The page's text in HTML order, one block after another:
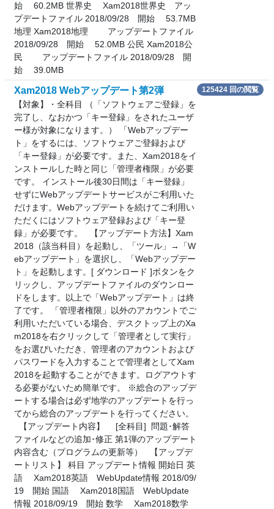
始 60.2MB 世界史 Xam2018世界史 アッ
プデートファイル 2018/09/28 開始 53.7MB
地理 Xam2018地理 アップデートファイル
2018/09/28 開始 52.0MB 公民 Xam2018公
民 アップデートファイル 2018/09/28 開
始 39.0MB
Xam2018 Webアップデート第2弾
【対象】・全科目 （「ソフトウェアご登録」を
完了し、なおかつ「キー登録」をされたユーザ
ー様が対象になります。） 「Webアップデー
ト」をするには、ソフトウェアご登録および
「キー登録」が必要です。また、Xam2018をイ
ンストールした時と同じ「管理者権限」が必要
です。 インストール後30日間は「キー登録」
せずにWebアップデートサービスがご利用いた
だけます。Webアップデートを続けてご利用い
ただくにはソフトウェア登録および「キー登
録」が必要です。 【アップデート方法】Xam
2018（該当科目）を起動し、「ツール」→「W
ebアップデート」を選択し、「Webアップデー
ト」を起動します。[ ダウンロード ]ボタンをク
リックし、アップデートファイルのダウンロー
ドをします。以上で「Webアップデート」は終
了です。 「管理者権限」以外のアカウントでご
利用いただいている場合、デスクトップ上のXa
m2018を右クリックして「管理者として実行」
をお選びいただき、管理者のアカウントおよび
パスワードを入力することで管理者としてXam
2018を起動することができます。ログアウトす
る必要がないため簡単です。 ※総合のアップデ
ートする場合は必ず地学のアップデートを行っ
てから総合のアップデートを行ってください。
【アップデート内容】 [全科目] 問題･解答
ファイルなどの追加･修正 第1弾のアップデート
内容含む（プログラムの更新等） 【アップデ
ートリスト】 科目 アップデート情報 開始日 英
語 Xam2018英語 WebUpdate情報 2018/09/
19 開始 国語 Xam2018国語 WebUpdate
情報 2018/09/19 開始 数学 Xam2018数学
125424 回の閲覧